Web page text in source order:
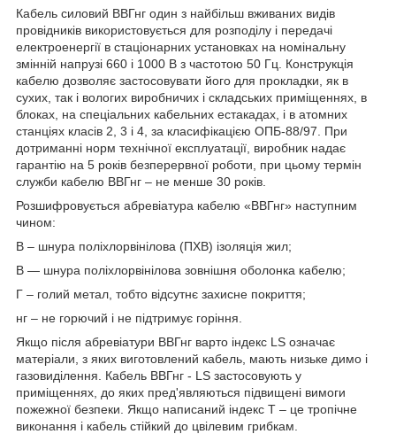
Кабель силовий ВВГнг один з найбільш вживаних видів
провідників використовується для розподілу і передачі
електроенергії в стаціонарних установках на номінальну
змінній напрузі 660 і 1000 В з частотою 50 Гц. Конструкція
кабелю дозволяє застосовувати його для прокладки, як в
сухих, так і вологих виробничих і складських приміщеннях, в
блоках, на спеціальних кабельних естакадах, і в атомних
станціях класів 2, 3 і 4, за класифікацією ОПБ-88/97. При
дотриманні норм технічної експлуатації, виробник надає
гарантію на 5 років безперервної роботи, при цьому термін
служби кабелю ВВГнг – не менше 30 років.
Розшифровується абревіатура кабелю «ВВГнг» наступним
чином:
В – шнура поліхлорвінілова (ПХВ) ізоляція жил;
В — шнура поліхлорвінілова зовнішня оболонка кабелю;
Г – голий метал, тобто відсутнє захисне покриття;
нг – не горючий і не підтримує горіння.
Якщо після абревіатури ВВГнг варто індекс LS означає
матеріали, з яких виготовлений кабель, мають низьке димо і
газовиділення. Кабель ВВГнг - LS застосовують у
приміщеннях, до яких пред'являються підвищені вимоги
пожежної безпеки. Якщо написаний індекс Т – це тропічне
виконання і кабель стійкий до цвілевим грибкам.